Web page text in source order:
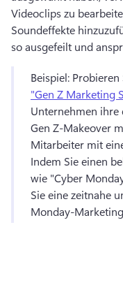
Videoclips zu
Soundeffekte
so ausgefeilt und
Beispiel: Probieren
"Gen Z Marketing
Unternehmen ihre
Gen Z-Makeover
Indem Sie einen
wie "Cyber
Sie eine zeitnahe
Monday-